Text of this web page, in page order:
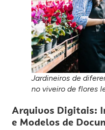
Jardineiros de
no viveiro de flores
Arquivos Digitais:
e Modelos de